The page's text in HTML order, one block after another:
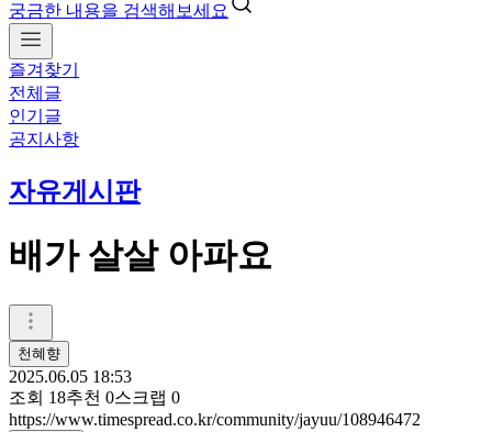
궁금한 내용을 검색해보세요
즐겨찾기
전체글
인기글
공지사항
자유게시판
배가 살살 아파요
천혜향
2025.06.05 18:53
조회 18추천 0스크랩 0
https://www.timespread.co.kr/community/jayuu/108946472